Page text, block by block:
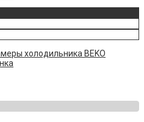
холодильника BEKO